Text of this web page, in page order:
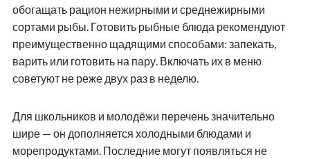
обогащать рацион нежирными и среднежирными
сортами рыбы. Готовить рыбные блюда рекомендуют
преимущественно щадящими способами: запекать,
варить или готовить на пару. Включать их в меню
советуют не реже двух раз в неделю.
Для школьников и молодёжи перечень значительно
шире — он дополняется холодными блюдами и
морепродуктами. Последние могут появляться не